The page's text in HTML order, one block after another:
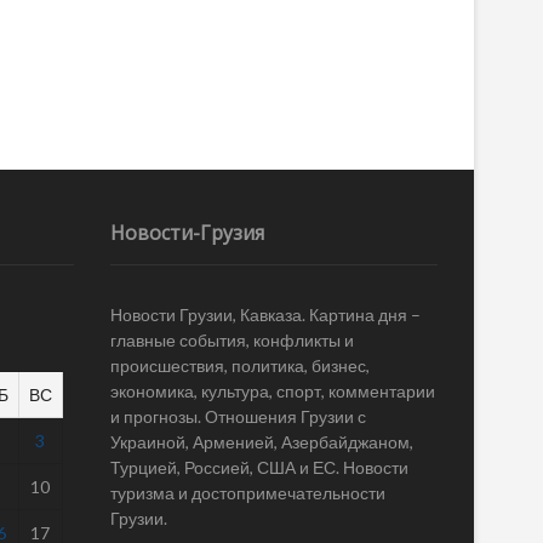
ВС
3
10
17
Новости-Грузия
Новости Грузии, Кавказа. Картина дня –
главные события, конфликты и
происшествия, политика, бизнес,
экономика, культура, спорт, комментарии
и прогнозы. Отношения Грузии с
Украиной, Арменией, Азербайджаном,
Турцией, Россией, США и ЕС. Новости
туризма и достопримечательности
Грузии.